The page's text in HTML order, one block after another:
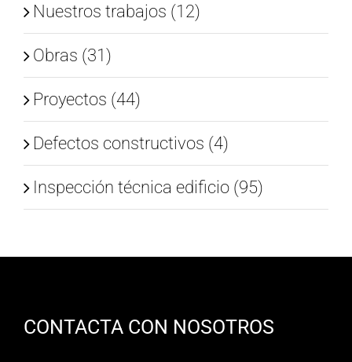
Nuestros trabajos (12)
Obras (31)
Proyectos (44)
Defectos constructivos (4)
Inspección técnica edificio (95)
CONTACTA CON NOSOTROS